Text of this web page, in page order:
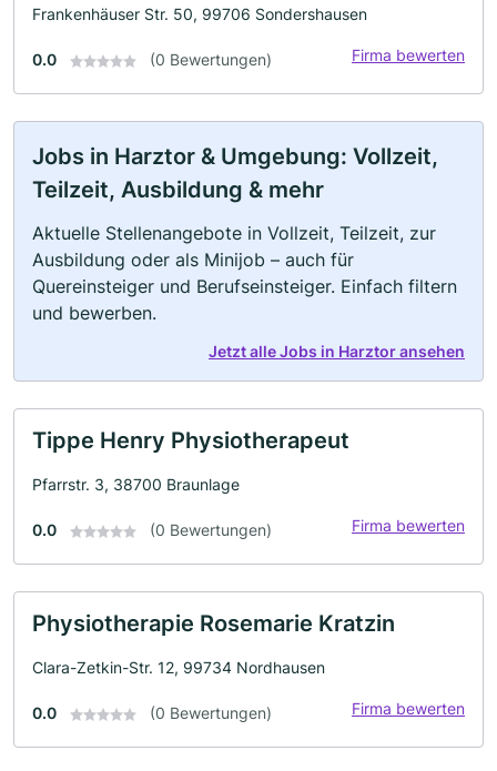
Frankenhäuser Str. 50, 99706 Sondershausen
0.0 (0 Bewertungen) Firma bewerten
Jobs in Harztor & Umgebung: Vollzeit,
Teilzeit, Ausbildung & mehr
Aktuelle Stellenangebote in Vollzeit, Teilzeit, zur
Ausbildung oder als Minijob – auch für
Quereinsteiger und Berufseinsteiger. Einfach filtern
und bewerben.
Jetzt alle Jobs in Harztor ansehen
Tippe Henry Physiotherapeut
Pfarrstr. 3, 38700 Braunlage
0.0 (0 Bewertungen) Firma bewerten
Physiotherapie Rosemarie Kratzin
Clara-Zetkin-Str. 12, 99734 Nordhausen
0.0 (0 Bewertungen) Firma bewerten